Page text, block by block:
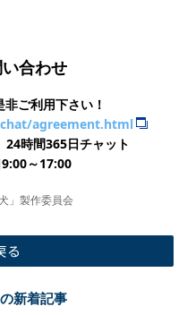
合わせ
ご利用下さい！
agreement.html
24時間365日チャット
9:00～17:00
」製作委員会
新着記事